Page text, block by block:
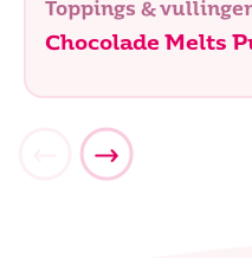
Toppings &
Chocolade Melts